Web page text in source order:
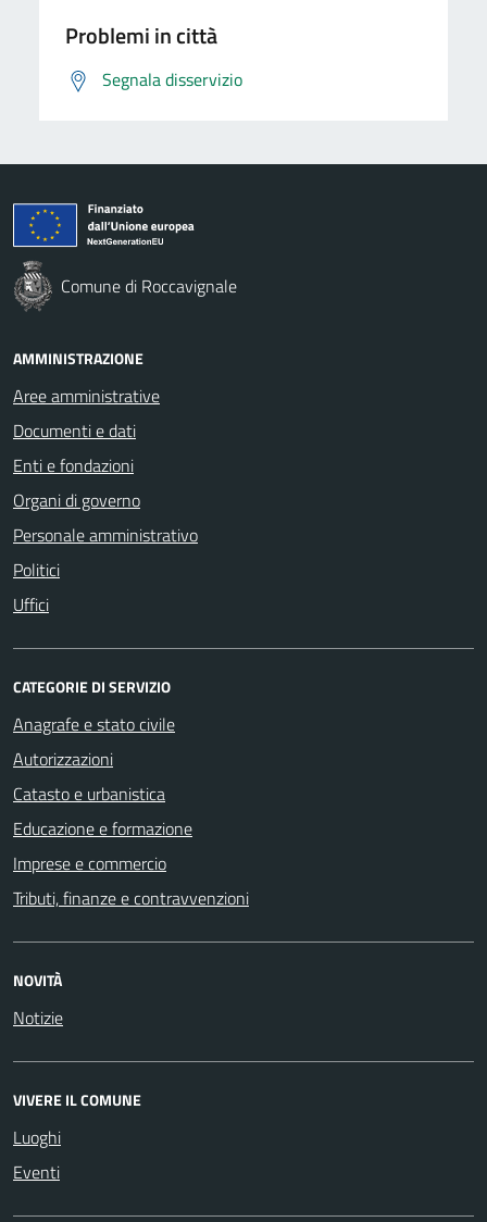
Problemi in città
Segnala disservizio
Comune di Roccavignale
AMMINISTRAZIONE
Aree amministrative
Documenti e dati
Enti e fondazioni
Organi di governo
Personale amministrativo
Politici
Uffici
CATEGORIE DI SERVIZIO
Anagrafe e stato civile
Autorizzazioni
Catasto e urbanistica
Educazione e formazione
Imprese e commercio
Tributi, finanze e contravvenzioni
NOVITÀ
Notizie
VIVERE IL COMUNE
Luoghi
Eventi